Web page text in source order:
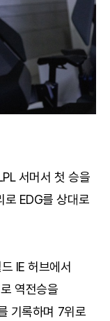
서머서 첫 승을
로 EDG를 상대로
IE 허브에서
역전승을
기록하며 7위로